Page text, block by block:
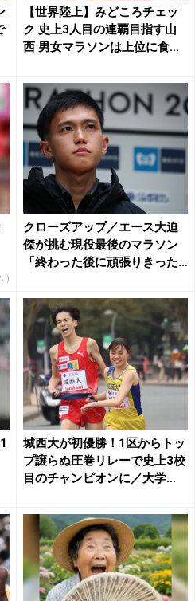
【世界陸上】みどころチェッ
ク 史上3人目の連覇目指す山
西 男女マラソンは上位に食...
)
クローズアップ／エース大迫
傑が挑む現役最後のマラソン
「終わった後に頑張りきった
城西大が初優勝！1区からトッ
プ譲らぬ圧巻リレーで史上3校
目のチャンピオンに／大学...